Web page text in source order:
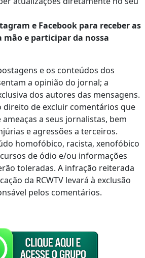
e Facebook para receber as
e participar da nossa
e os conteúdos dos
a opinião do jornal; a
dos autores das mensagens.
direito de excluir comentários que
a seus jornalistas, bem
e agressões a terceiros.
homofóbico, racista, xenofóbico
de ódio e/ou informações
toleradas. A infração reiterada
da RCWTV levará à exclusão
pelos comentários.